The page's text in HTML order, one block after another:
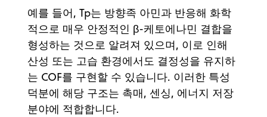
예를 들어, Tp는 방향족 아민과 반응해 화학
적으로 매우 안정적인 β-케토에나민 결합을
형성하는 것으로 알려져 있으며, 이로 인해
산성 또는 고습 환경에서도 결정성을 유지하
는 COF를 구현할 수 있습니다. 이러한 특성
덕분에 해당 구조는 촉매, 센싱, 에너지 저장
분야에 적합합니다.